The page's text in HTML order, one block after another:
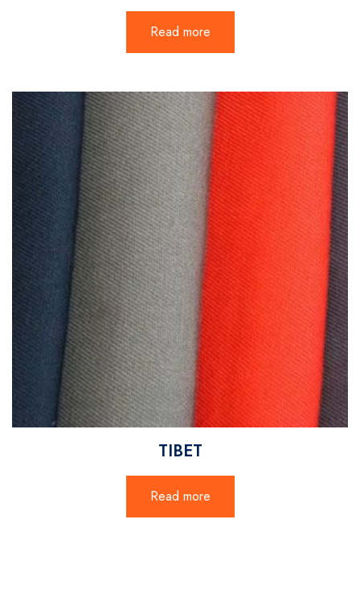
Read more
TIBET
Read more